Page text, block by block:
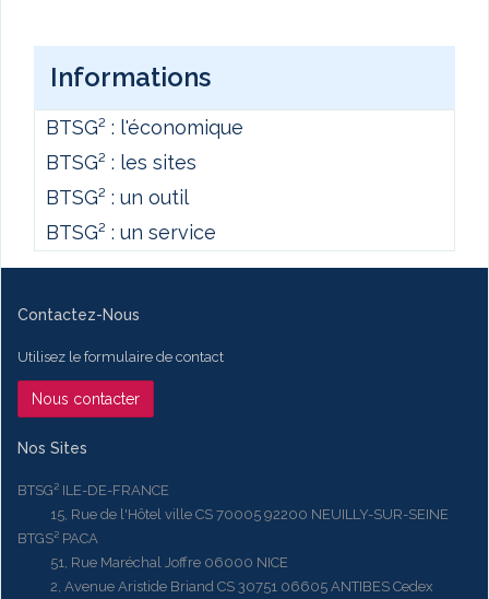
Informations
BTSG² : l'économique
BTSG² : les sites
BTSG² : un outil
BTSG² : un service
Contactez-Nous
Utilisez le formulaire de contact
Nous contacter
Nos Sites
BTSG² ILE-DE-FRANCE
15, Rue de l'Hôtel ville CS 70005 92200 NEUILLY-SUR-SEINE
BTGS² PACA
51, Rue Maréchal Joffre 06000 NICE
2, Avenue Aristide Briand CS 30751 06605 ANTIBES Cedex